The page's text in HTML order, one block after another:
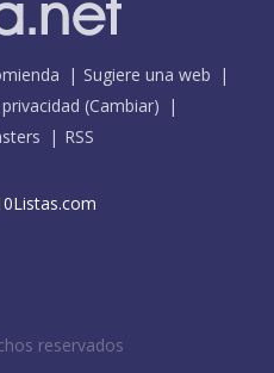
Sugiere una web
(Cambiar)
RSS
reservados